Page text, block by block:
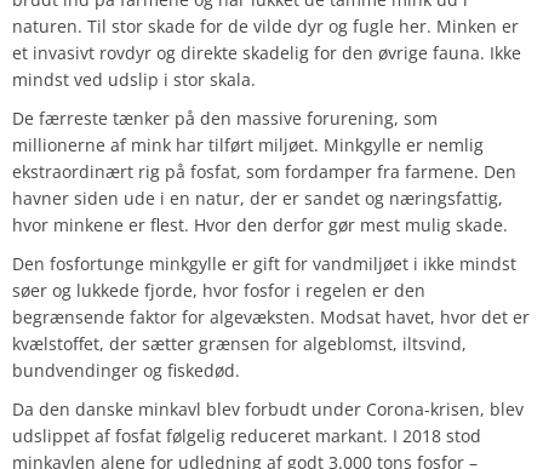
naturen. Til stor skade for de vilde dyr og fugle her. Minken er
et invasivt rovdyr og direkte skadelig for den øvrige fauna. Ikke
mindst ved udslip i stor skala.
De færreste tænker på den massive forurening, som
millionerne af mink har tilført miljøet. Minkgylle er nemlig
ekstraordinært rig på fosfat, som fordamper fra farmene. Den
havner siden ude i en natur, der er sandet og næringsfattig,
hvor minkene er flest. Hvor den derfor gør mest mulig skade.
Den fosfortunge minkgylle er gift for vandmiljøet i ikke mindst
søer og lukkede fjorde, hvor fosfor i regelen er den
begrænsende faktor for algevæksten. Modsat havet, hvor det er
kvælstoffet, der sætter grænsen for algeblomst, iltsvind,
bundvendinger og fiskedød.
Da den danske minkavl blev forbudt under Corona-krisen, blev
udslippet af fosfat følgelig reduceret markant. I 2018 stod
minkavlen alene for udledning af godt 3.000 tons fosfor –